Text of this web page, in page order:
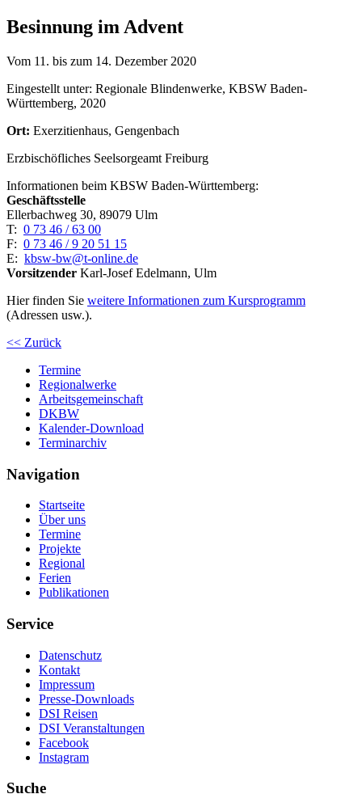
Besinnung im Advent
Vom 11. bis zum 14. Dezember 2020
Eingestellt unter: Regionale Blindenwerke, KBSW Baden-
Württemberg, 2020
Ort: Exerzitienhaus, Gengenbach
Erzbischöfliches Seelsorgeamt Freiburg
Informationen beim KBSW Baden-Württemberg:
Geschäftsstelle
Ellerbachweg 30, 89079 Ulm
T: 0 73 46 / 63 00
F: 0 73 46 / 9 20 51 15
E: kbsw-bw@t-online.de
Vorsitzender Karl-Josef Edelmann, Ulm
Hier finden Sie weitere Informationen zum Kursprogramm
(Adressen usw.).
<< Zurück
Termine
Regionalwerke
Arbeitsgemeinschaft
DKBW
Kalender-Download
Terminarchiv
Navigation
Startseite
Über uns
Termine
Projekte
Regional
Ferien
Publikationen
Service
Datenschutz
Kontakt
Impressum
Presse-Downloads
DSI Reisen
DSI Veranstaltungen
Facebook
Instagram
Suche